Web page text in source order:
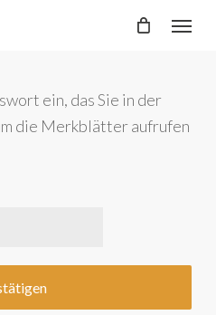
Menu
ein, das Sie in der
die Merkblätter aufrufen